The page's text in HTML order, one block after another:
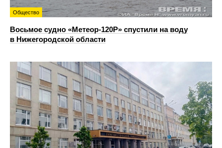
Общество
Восьмое судно «Метеор-120Р» спустили на воду
в Нижегородской области